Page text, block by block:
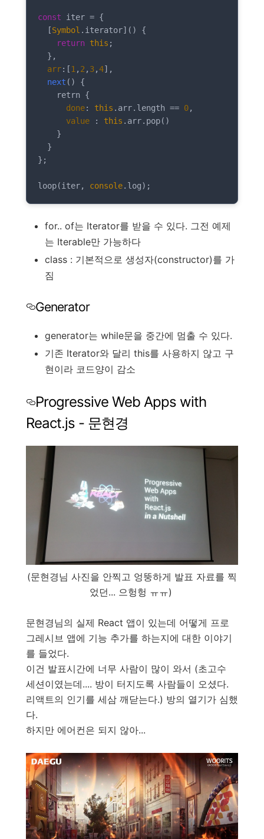
const iter = {
  [
Symbol .iterator]() {
return
this ;
arr:[1 , 2 , 3,4],
next ( )
{
done: this .arr.length == 0,
value : this .arr.pop()
};
loop(iter, console
for.. of는 Iterator를 받을 수 있다. 그전 예제
는 Iterable만 가능하다
class : 기본적으로 생성자(constructor)를 가
짐
Generator
generator는 while문을 중간에 멈출 수 있다.
기존 Iterator와 달리 this를 사용하지 않고 구
현이라 코드양이 감소
Progressive Web Apps with
React.js - 문현경
(문현경님 사진을 안찍고 엉뚱하게 발표 자료를 찍
었던... 으헝헝 ㅠㅠ)
문현경님의 실제 React 앱이 있는데 어떻게 프로
그레시브 앱에 기능 추가를 하는지에 대한 이야기
를 들었다.
이건 발표시간에 너무 사람이 많이 와서 (초고수
세션이였는데.... 방이 터지도록 사람들이 오셨다.
리액트의 인기를 세삼 깨닫는다.) 방의 열기가 심했
다.
하지만 에어컨은 되지 않아...